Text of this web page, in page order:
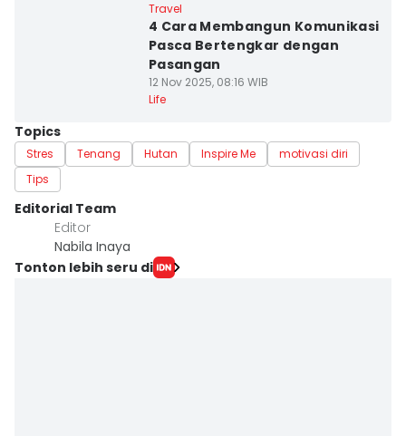
Travel
4 Cara Membangun Komunikasi
Pasca Bertengkar dengan
Pasangan
12 Nov 2025, 08:16 WIB
Life
Topics
Stres Tenang Hutan Inspire Me
motivasi diri
Tips
Editorial Team
Editor
Nabila Inaya
Tonton lebih seru di